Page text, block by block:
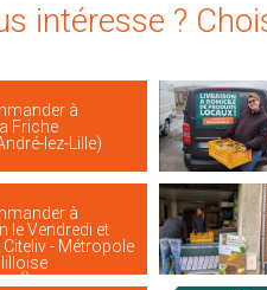
intéresse ?
à
La Friche
lez-Lille)
à
le Vendredi et
- Métropole
lilloise
()